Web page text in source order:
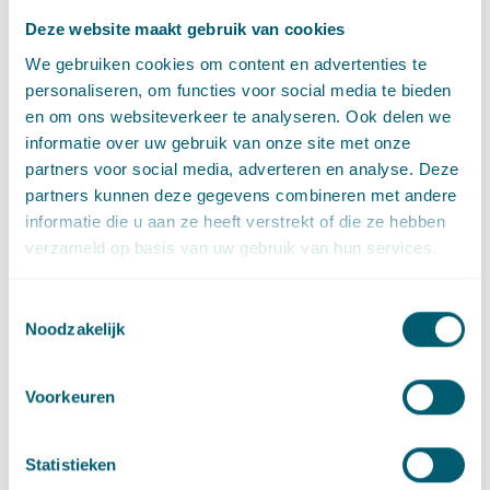
Deze website maakt gebruik van cookies
We gebruiken cookies om content en advertenties te
personaliseren, om functies voor social media te bieden
en om ons websiteverkeer te analyseren. Ook delen we
informatie over uw gebruik van onze site met onze
partners voor social media, adverteren en analyse. Deze
partners kunnen deze gegevens combineren met andere
informatie die u aan ze heeft verstrekt of die ze hebben
verzameld op basis van uw gebruik van hun services.
Noodzakelijk
Voorkeuren
Statistieken
bijgedragen aan het bestemmingsplan. In drie van de vijf
uitspraken die de aanleiding vormden voor de arresten van 15
januari 2016 werden plannen die een vaag en toekomstig
karakter hadden en nog nadere uitwerking behoefden
geëlimineerd.
In de arresten van 15 januari 2016 stelt de Hoge Raad dat het
arrest van 9 juli 2010 geen wijziging van de bestaande
rechtspraak bevatte en dat bij de bepaling van de werkelijke
waarde van de onteigende zaak, en als uitzondering op het
moeten worden meegewogen, het bestemmingsplan wordt
geëlimineerd voor zover dit niet zijn normale rol in de
de juridisch-planologische onderbouwing en regeling te geven
die de beoogde aanleg van het werk waarvoor onteigend
wordt, mogelijk maakt. Als gevolg daarvan mogen plannen die
een vaag en toekomstig karakter hebben niet worden